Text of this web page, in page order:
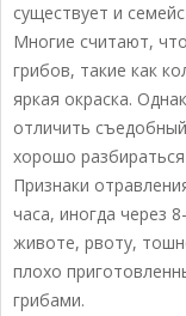
существует и
Многие считают,
грибов, такие как
яркая окраска.
отличить
хорошо разбираться
Признаки
часа, иногда через
животе, рвоту,
плохо
грибами.